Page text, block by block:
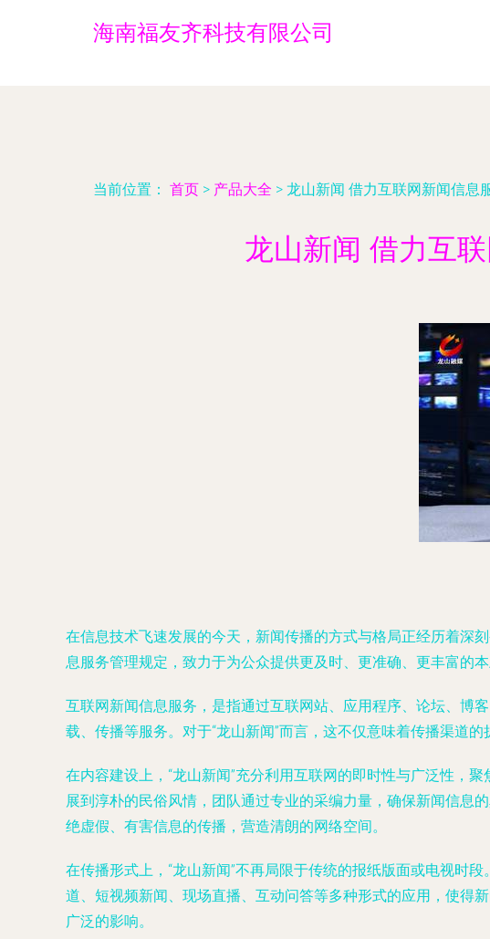
海南福友齐科技有限公司
当前位置： 首页 > 产品大全 > 龙山新闻 借力互联网新闻信息
龙山新闻 借力互
在信息技术飞速发展的今天，新闻传播的方式与格局正经历着深
息服务管理规定，致力于为公众提供更及时、更准确、更丰富的
互联网新闻信息服务，是指通过互联网站、应用程序、论坛、博
载、传播等服务。对于“龙山新闻”而言，这不仅意味着传播渠道
在内容建设上，“龙山新闻”充分利用互联网的即时性与广泛性，
展到淳朴的民俗风情，团队通过专业的采编力量，确保新闻信息
绝虚假、有害信息的传播，营造清朗的网络空间。
在传播形式上，“龙山新闻”不再局限于传统的报纸版面或电视时
道、短视频新闻、现场直播、互动问答等多种形式的应用，使得
广泛的影响。